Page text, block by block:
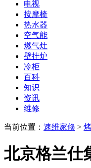
电视
按摩椅
热水器
空气能
燃气灶
壁挂炉
冷柜
百科
知识
资讯
维修
当前位置： 速维家修 >
北京格兰仕